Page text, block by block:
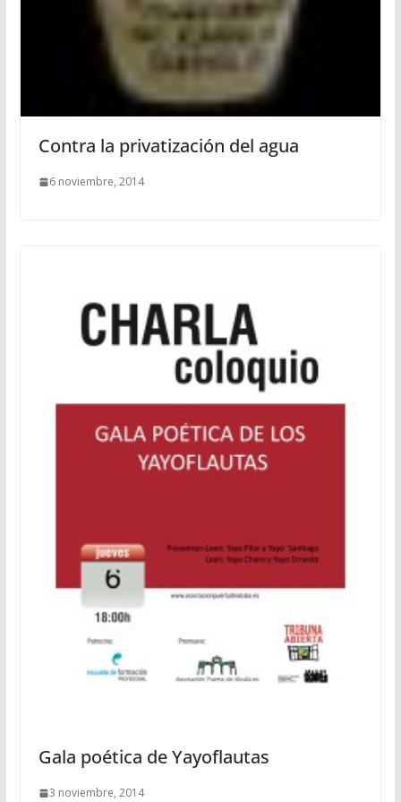
Contra la privatización del agua
6 noviembre, 2014
Gala poética de Yayoflautas
3 noviembre, 2014